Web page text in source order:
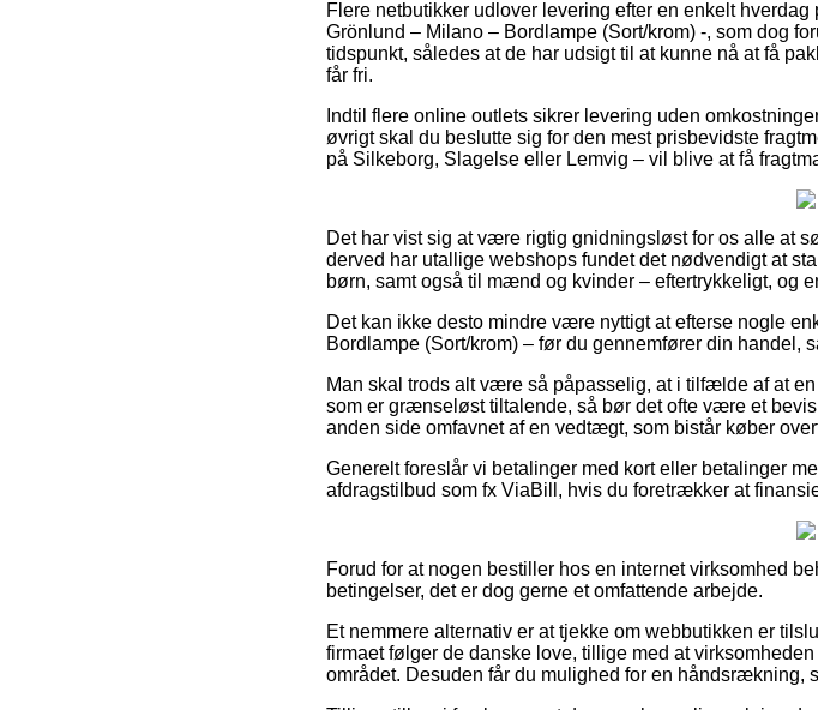
Flere netbutikker udlover levering efter en enkelt
Grönlund – Milano – Bordlampe (Sort/krom) -, som dog
tidspunkt, således at de har udsigt til at kunne nå at få
får fri.
Indtil flere online outlets sikrer levering uden
øvrigt skal du beslutte sig for den mest prisbevidste
på Silkeborg, Slagelse eller Lemvig – vil blive at få
Det har vist sig at være rigtig gnidningsløst for os alle at
derved har utallige webshops fundet det nødvendigt at
børn, samt også til mænd og kvinder – eftertrykkeligt, og
Det kan ikke desto mindre være nyttigt at efterse nogle
Bordlampe (Sort/krom) – før du gennemfører din handel,
Man skal trods alt være så påpasselig, at i tilfælde af at
som er grænseløst tiltalende, så bør det ofte være et
anden side omfavnet af en vedtægt, som bistår køber
Generelt foreslår vi betalinger med kort eller betalinger
afdragstilbud som fx ViaBill, hvis du foretrækker at
Forud for at nogen bestiller hos en internet virksomhed
betingelser, det er dog gerne et omfattende arbejde.
Et nemmere alternativ er at tjekke om webbutikken er
firmaet følger de danske love, tillige med at
området. Desuden får du mulighed for en håndsrækning,